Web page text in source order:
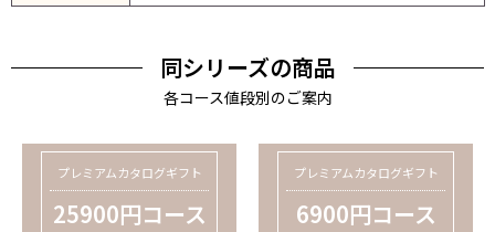
同シリーズの商品
各コース値段別のご案内
プレミアムカタログギフト
25900円コース
プレミアムカタログギフト
6900円コース